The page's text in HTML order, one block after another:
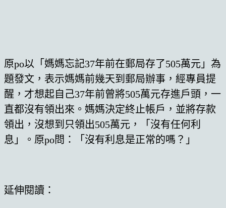
原po以「媽媽忘記37年前在郵局存了505萬元」為
題發文，表示媽媽前幾天到郵局辦事，經專員提
醒，才想起自己37年前曾將505萬元存進戶頭，一
直都沒有領出來。媽媽決定終止帳戶，並將存款
領出，沒想到只領出505萬元，「沒有任何利
息」。原po問：「沒有利息是正常的嗎？」
延伸閱讀：